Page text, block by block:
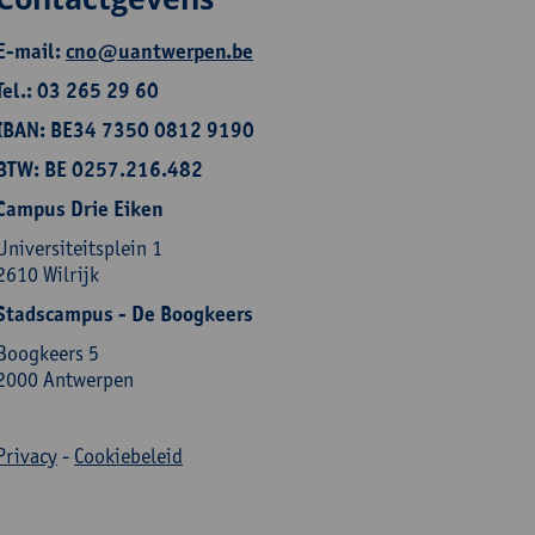
mail:cno@uantwerpen.be
03 265 29 60
BE34 7350 0812 9190
BE 0257.216.482
Drie Eiken
1
Wilrijk
- De Boogkeers
5
Antwerpen
- Cookiebeleid